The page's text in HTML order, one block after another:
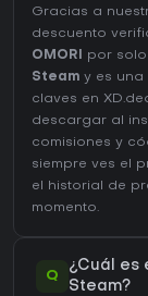
Gracias a
descuento
OMORI
por solo
Steam y es una
claves en
descargar al
comisiones y
siempre ves el
el
historial de
momento.
Q
¿Cuál es
Steam?